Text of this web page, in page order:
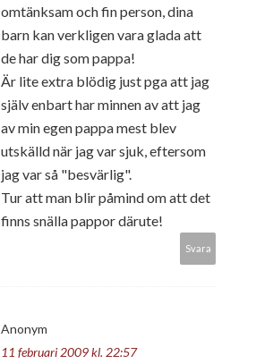
omtänksam och fin person, dina
barn kan verkligen vara glada att
de har dig som pappa!
Är lite extra blödig just pga att jag
själv enbart har minnen av att jag
av min egen pappa mest blev
utskälld när jag var sjuk, eftersom
jag var så "besvärlig".
Tur att man blir påmind om att det
finns snälla pappor därute!
Svara
Anonym
11 februari 2009 kl. 22:57